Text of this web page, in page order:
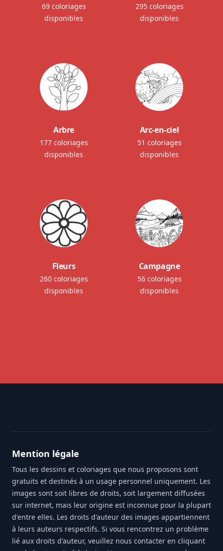
69 coloriages
disponibles
295 coloriages
disponibles
Arbre
177 coloriages
disponibles
Arc-en-ciel
51 coloriages
disponibles
Fleurs
260 coloriages
disponibles
Campagne
56 coloriages
disponibles
Mention légale
Tous les dessins et coloriages que nous proposons sont
gratuits et destinés à un usage personnel uniquement. Les
images sont soit libres de droits, soit largement diffusées
sur internet, mais leur origine est inconnue pour la plupart
d'entre elles. Les droits d'auteur des images appartiennent
à leurs auteurs respectifs. Si vous rencontrez un problème
lié aux droits d'auteur, veuillez nous contacter en cliquant